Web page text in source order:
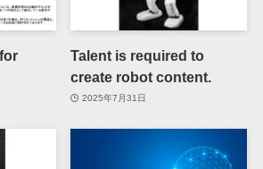
Talent is required to
create robot content.
2025年7月31日